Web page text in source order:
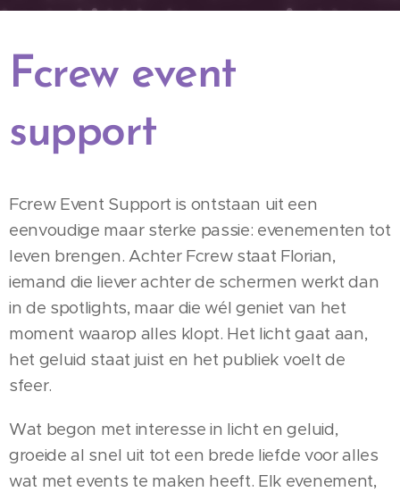
Fcrew event
support
Fcrew Event Support is ontstaan uit een
eenvoudige maar sterke passie: evenementen tot
leven brengen. Achter Fcrew staat Florian,
iemand die liever achter de schermen werkt dan
in de spotlights, maar die wél geniet van het
moment waarop alles klopt. Het licht gaat aan,
het geluid staat juist en het publiek voelt de
sfeer.
Wat begon met interesse in licht en geluid,
groeide al snel uit tot een brede liefde voor alles
wat met events te maken heeft. Elk evenement,